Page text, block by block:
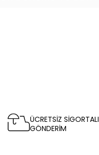
ÜCRETSİZ SİGORTALI
GÖNDERİM